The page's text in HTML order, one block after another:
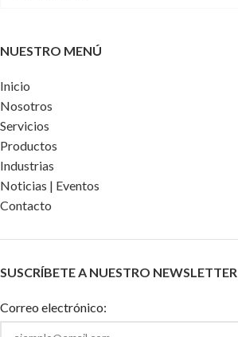
NUESTRO MENÚ
Inicio
Nosotros
Servicios
Productos
Industrias
Noticias | Eventos
Contacto
SUSCRÍBETE A NUESTRO NEWSLETTER
Correo electrónico: